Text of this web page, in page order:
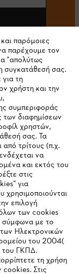
παρόμοιες
παρέχουμε τον
"απολύτως
συγκατάθεσή σας.
τη
χρήστη και την
συμπεριφοράς
των διαφημίσεων
χρηστών,
σας. Τα
τρίτους (π.χ.
να
και εκτός του
στις
για
χρησιμοποιούνται
επιλογή
των cookies
σύμφωνα με το
Ηλεκτρονικών
του 2004(
του ΓΚΠΔ.
τη χρήση
Στις